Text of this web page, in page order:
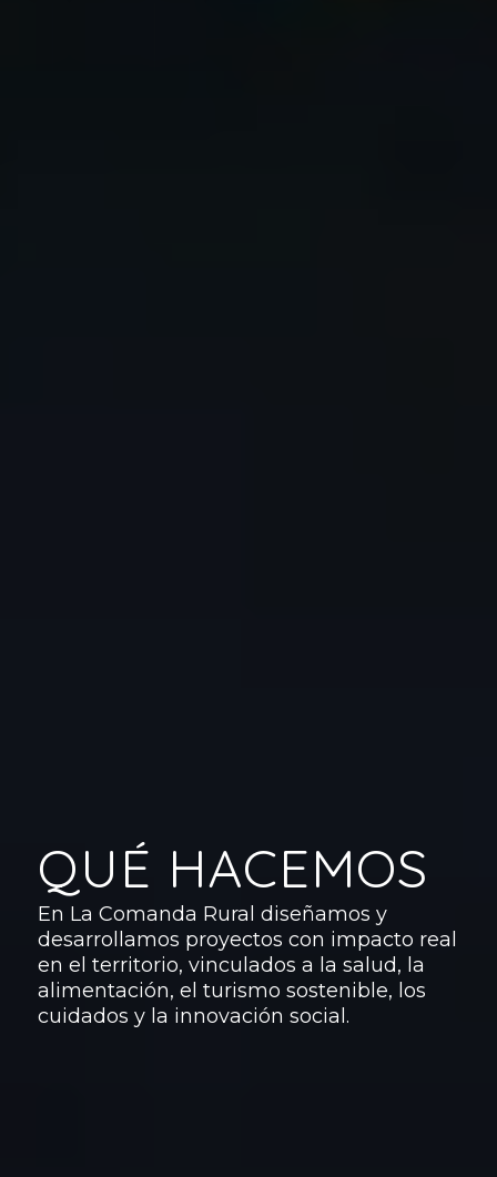
QUÉ HACEMOS
En La Comanda Rural diseñamos y
desarrollamos proyectos con impacto real
en el territorio, vinculados a la salud, la
alimentación, el turismo sostenible, los
cuidados y la innovación social.